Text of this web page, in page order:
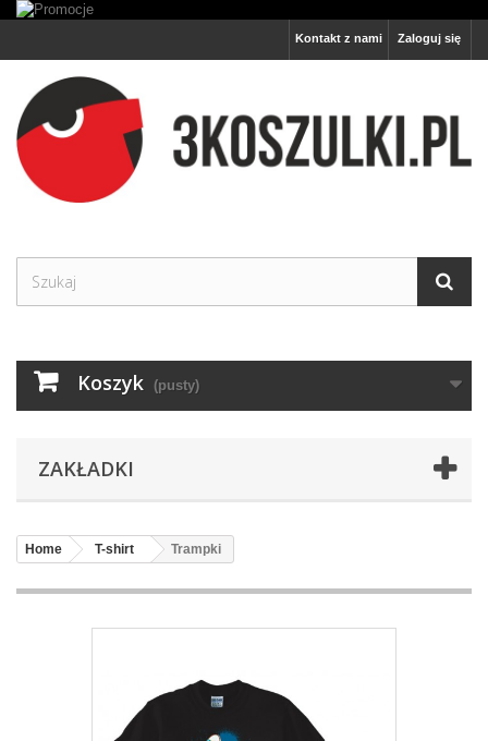
Zaloguj się
Kontakt z nami
Koszyk (pusty)
ZAKŁADKI
Home T-shirt Trampki